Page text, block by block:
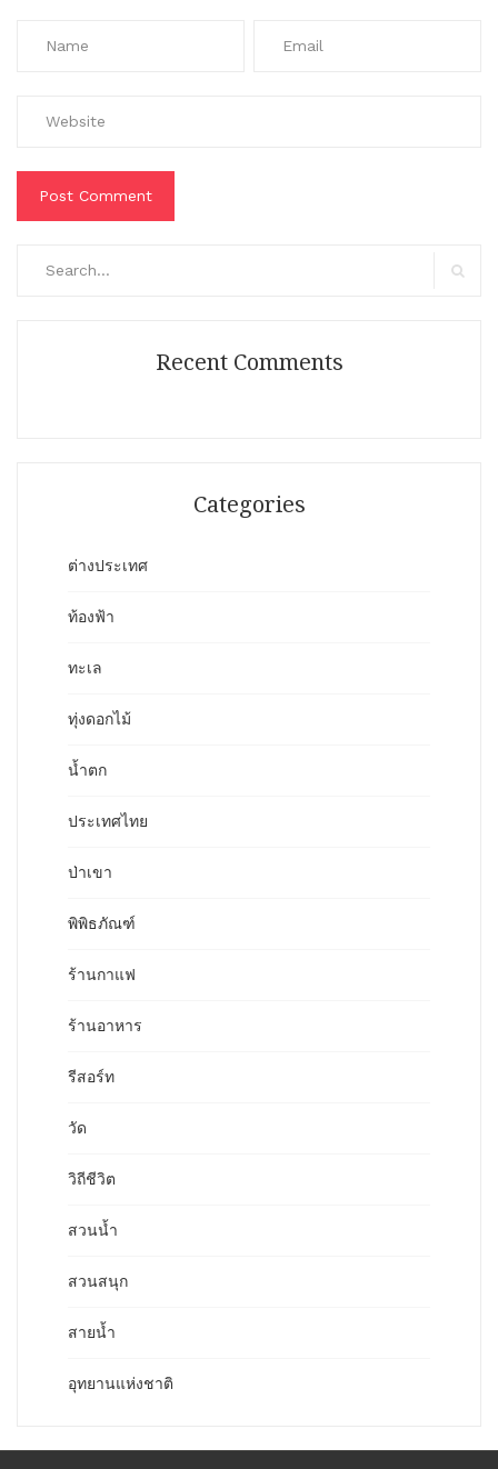
Recent Comments
Categories
ต่างประเทศ
ท้องฟ้า
ทะเล
ทุ่งดอกไม้
น้ำตก
ประเทศไทย
ป่าเขา
พิพิธภัณฑ์
ร้านกาแฟ
ร้านอาหาร
รีสอร์ท
วัด
วิถีชีวิต
สวนน้ำ
สวนสนุก
สายน้ำ
อุทยานแห่งชาติ